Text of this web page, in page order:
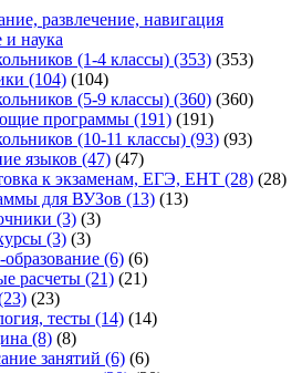
развлечение, навигация
и наука
(1-4 классы) (353) (353)
(104) (104)
(5-9 классы) (360) (360)
программы (191) (191)
(10-11 классы) (93) (93)
языков (47) (47)
к экзаменам, ЕГЭ, ЕНТ (28) (28)
для ВУЗов (13) (13)
(3) (3)
(3) (3)
образование (6) (6)
расчеты (21) (21)
(23)
тесты (14) (14)
(8) (8)
занятий (6) (6)